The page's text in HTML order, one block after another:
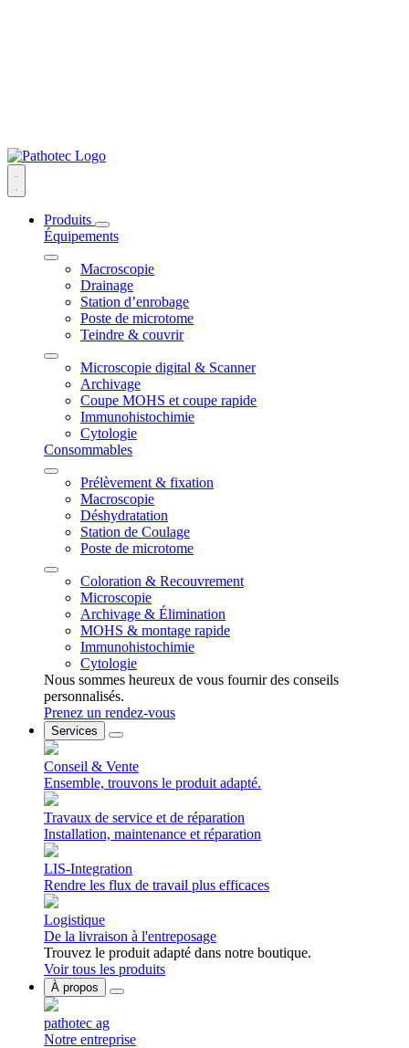
Produits
Équipements
Macroscopie
Drainage
Station d’enrobage
Poste de microtome
Teindre & couvrir
Microscopie digital & Scanner
Archivage
Coupe MOHS et coupe rapide
Immunohistochimie
Cytologie
Consommables
Prélèvement & fixation
Macroscopie
Déshydratation
Station de Coulage
Poste de microtome
Coloration & Recouvrement
Microscopie
Archivage & Élimination
MOHS & montage rapide
Immunohistochimie
Cytologie
Nous sommes heureux de vous fournir des conseils
personnalisés.
Prenez un rendez-vous
Services
Conseil & Vente
Ensemble, trouvons le produit adapté.
Travaux de service et de réparation
Installation, maintenance et réparation
LIS-Integration
Rendre les flux de travail plus efficaces
Logistique
De la livraison à l'entreposage
Trouvez le produit adapté dans notre boutique.
Voir tous les produits
À propos
pathotec ag
Notre entreprise